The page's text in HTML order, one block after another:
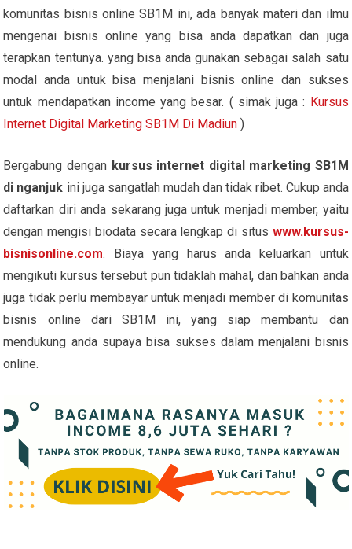
komunitas bisnis online SB1M ini, ada banyak materi dan ilmu
mengenai bisnis online yang bisa anda dapatkan dan juga
terapkan tentunya. yang bisa anda gunakan sebagai salah satu
modal anda untuk bisa menjalani bisnis online dan sukses
untuk mendapatkan income yang besar. ( simak juga : Kursus
Internet Digital Marketing SB1M Di Madiun )
Bergabung dengan kursus internet digital marketing SB1M
di nganjuk ini juga sangatlah mudah dan tidak ribet. Cukup anda
daftarkan diri anda sekarang juga untuk menjadi member, yaitu
dengan mengisi biodata secara lengkap di situs www.kursus-
bisnisonline.com. Biaya yang harus anda keluarkan untuk
mengikuti kursus tersebut pun tidaklah mahal, dan bahkan anda
juga tidak perlu membayar untuk menjadi member di komunitas
bisnis online dari SB1M ini, yang siap membantu dan
mendukung anda supaya bisa sukses dalam menjalani bisnis
online.